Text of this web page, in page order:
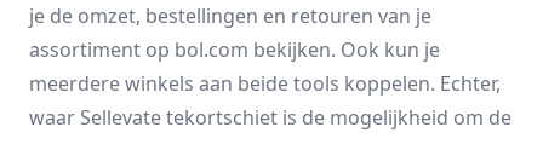
je de omzet, bestellingen en retouren van je
assortiment op bol.com bekijken. Ook kun je
meerdere winkels aan beide tools koppelen. Echter,
waar Sellevate tekortschiet is de mogelijkheid om de